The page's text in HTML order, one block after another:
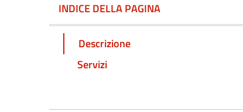
INDICE DELLA PAGINA
Descrizione
Servizi